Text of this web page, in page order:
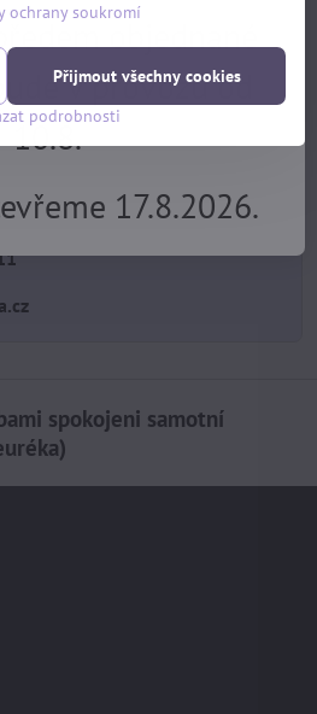
spokojeni samotní
ochrany soukromí
podrobnosti
Přijmout všechny cookies
objednané
v provozu od
10.8.
17.8.2026.